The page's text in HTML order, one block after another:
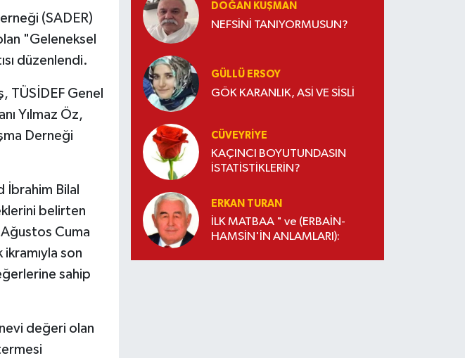
(SADER)
"Geleneksel
düzenlendi.
TÜSİDEF Genel
Yılmaz Öz,
Derneği
İbrahim Bilal
belirten
Cuma
son
sahip
değeri olan
DOĞAN KUŞMAN
NEFSİNİ TANIYORMUSUN?
GÜLLÜ ERSOY
GÖK KARANLIK, ASİ VE SİSLİ
CÜVEYRIYE
KAÇINCI BOYUTUNDASIN
İSTATİSTİKLERİN?
ERKAN TURAN
İLK MATBAA " ve (ERBAİN-
HAMSİN'İN ANLAMLARI):